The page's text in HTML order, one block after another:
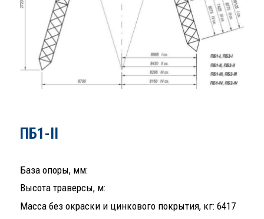
ПБ1-II
База опоры, мм:
Высота траверсы, м:
Масса без окраски и цинкового покрытия, кг: 6417